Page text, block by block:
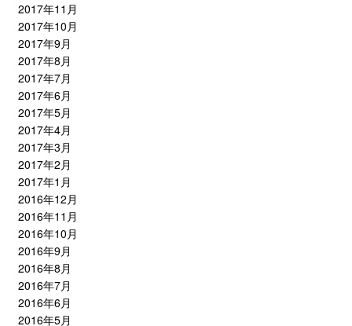
2017年11月
2017年10月
2017年9月
2017年8月
2017年7月
2017年6月
2017年5月
2017年4月
2017年3月
2017年2月
2017年1月
2016年12月
2016年11月
2016年10月
2016年9月
2016年8月
2016年7月
2016年6月
2016年5月